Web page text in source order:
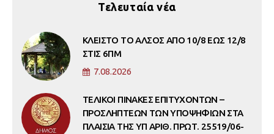
Τελευταία νέα
ΚΛΕΙΣΤΟ ΤΟ ΑΛΣΟΣ ΑΠΟ 10/8 ΕΩΣ 12/8
ΣΤΙΣ 6ΠΜ
7.08.2026
ΤΕΛΙΚΟΙ ΠΙΝΑΚΕΣ ΕΠΙΤΥΧΟΝΤΩΝ –
ΠΡΟΣΛΗΠΤΕΩΝ ΤΩΝ ΥΠΟΨΗΦΙΩΝ ΣΤΑ
ΠΛΑΙΣΙΑ ΤΗΣ ΥΠ ΑΡΙΘ. ΠΡΩΤ. 25519/06-